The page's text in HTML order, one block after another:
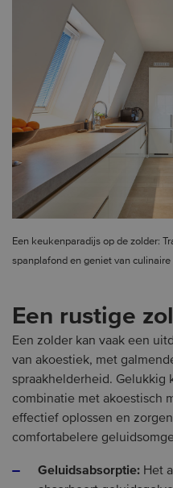
Een keukenparadijs op de zolder:
spanplafond en geniet van culinaire
Een rustige
Een zolder kan vaak een
van akoestiek, met
spraakhelderheid. Gelukkig
combinatie met akoestisch
effectief oplossen en
comfortabelere
Geluidsabsorptie: Het